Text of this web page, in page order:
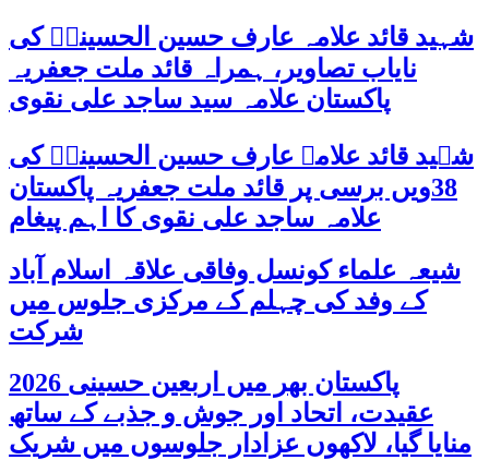
شہید قائد علامہ عارف حسین الحسینیؒ کی
نایاب تصاویر، ہمراہ قائد ملت جعفریہ
پاکستان علامہ سید ساجد علی نقوی
شہید قائد علامہ عارف حسین الحسینیؒ کی
38ویں برسی پر قائد ملت جعفریہ پاکستان
علامہ ساجد علی نقوی کا اہم پیغام
شیعہ علماء کونسل وفاقی علاقہ اسلام آباد
کے وفد کی چہلم کے مرکزی جلوس میں
شرکت
پاکستان بھر میں اربعین حسینی 2026
عقیدت، اتحاد اور جوش و جذبے کے ساتھ
منایا گیا، لاکھوں عزادار جلوسوں میں شریک